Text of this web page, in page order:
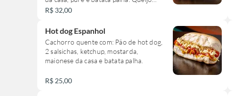
ralado opcional. Não enviamos itens a
R$ 32,00
Hot dog Espanhol
Cachorro quente com: Pão de hot dog,
2 salsichas, ketchup, mostarda,
maionese da casa e batata palha.
R$ 25,00